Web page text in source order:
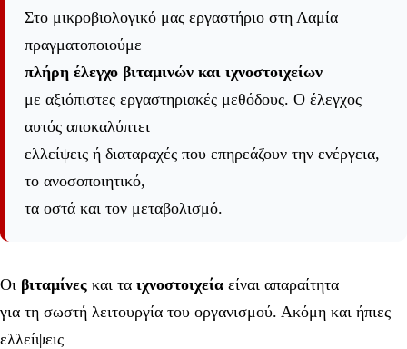
Στο μικροβιολογικό μας εργαστήριο στη Λαμία
πραγματοποιούμε
πλήρη έλεγχο βιταμινών και ιχνοστοιχείων
με αξιόπιστες εργαστηριακές μεθόδους. Ο έλεγχος
αυτός αποκαλύπτει
ελλείψεις ή διαταραχές που επηρεάζουν την ενέργεια,
το ανοσοποιητικό,
τα οστά και τον μεταβολισμό.
Οι βιταμίνες και τα ιχνοστοιχεία είναι απαραίτητα
για τη σωστή λειτουργία του οργανισμού. Ακόμη και ήπιες
ελλείψεις